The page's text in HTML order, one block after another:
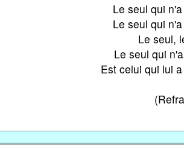
Le seul qui
Le seul qui
Le seul,
Le seul qui
Est celui qui lui